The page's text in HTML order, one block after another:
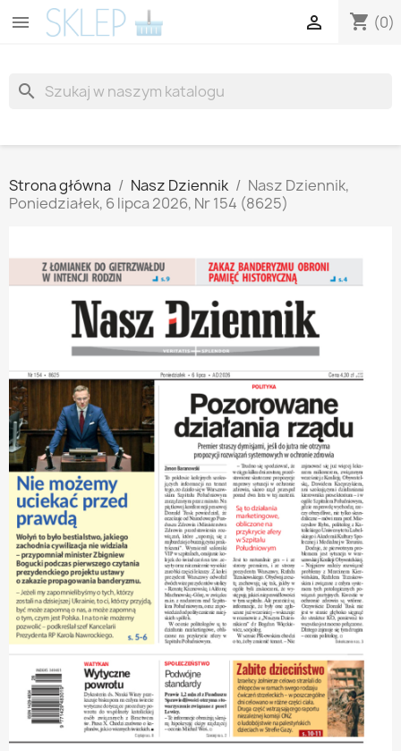
 shopping_cart (0)

search
Strona główna Nasz Dziennik
Nasz Dziennik,
Poniedziałek, 6 lipca 2026, Nr 154 (8625)